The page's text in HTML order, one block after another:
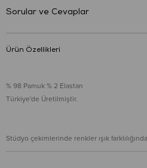
Sorular ve Cevaplar
Ürün Özellikleri
% 98 Pamuk % 2 Elastan
Türkiye'de Üretilmiştir.
Stüdyo çekimlerinde renkler ışık